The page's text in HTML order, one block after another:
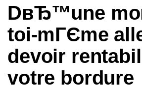
DвЂ™une
toi-mГЄme
devoir
votre bordure